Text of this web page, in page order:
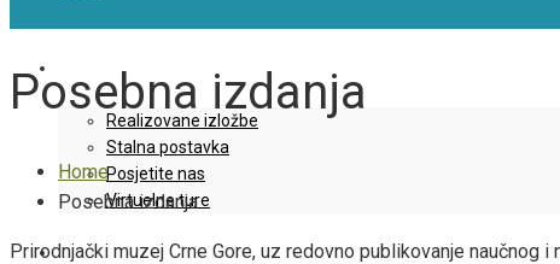
IZLOŽBE
Realizovane izložbe
Stalna postavka
Posjetite nas
Virtuelne ture
ZBIRKE
Posebna izdanja
Home
Posebna izdanja
Prirodnjački muzej Crne Gore, uz redovno publikovanje naučnog i